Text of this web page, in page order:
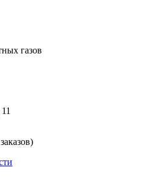
газов